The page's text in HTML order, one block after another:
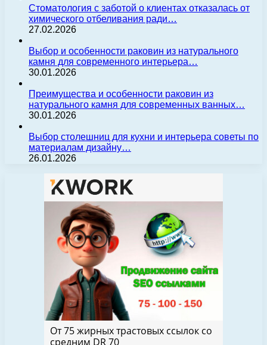
Стоматология с заботой о клиентах отказалась от
химического отбеливания ради…
27.02.2026
Выбор и особенности раковин из натурального
камня для современного интерьера…
30.01.2026
Преимущества и особенности раковин из
натурального камня для современных ванных…
30.01.2026
Выбор столешниц для кухни и интерьера советы по
материалам дизайну…
26.01.2026